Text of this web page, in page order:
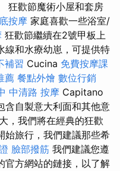
狂歡節魔術小屋和套房
按摩 家庭喜歡一些浴室/
狂歡節繼續在2號甲板上
線和水療幼崽，可提供特
補習 Cucina 免費按摩課
薦 餐點外燴 數位行銷
中清路 按摩 Capitano
含自製意大利面和其他意
，我們將在經典的狂歡
始旅行，我們建議那些希
臉部撥筋 我們建議您遵
官方網站的鏈接，以了解